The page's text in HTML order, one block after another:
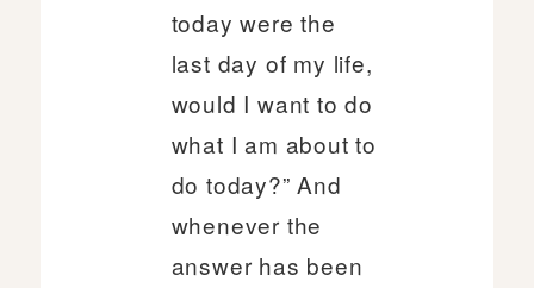
today were the
last day of my life,
would I want to do
what I am about to
do today?” And
whenever the
answer has been